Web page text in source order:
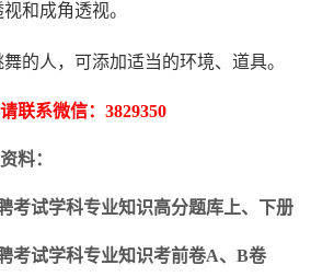
和成角透视。
的人，可添加适当的环境、道具。
联系微信： 3829350
料：
考试学科专业知识高分题库上、下册
考试学科专业知识考前卷A、B卷